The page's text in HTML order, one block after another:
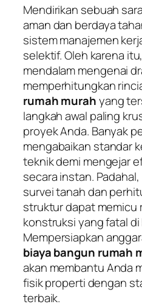
Mendirikan sebuah
aman dan berdaya
sistem manajemen
selektif. Oleh karena
mendalam mengenai
memperhitungkan
rumah murahyang
langkah awal paling
proyek Anda. Banyak
mengabaikan standar
teknik demi mengejar
secara instan.
survei tanah dan
struktur dapat memicu
konstruksi yang fatal di
Mempersiapkan
biaya bangun rumah
akan membantu Anda
fisik properti dengan
terbaik.